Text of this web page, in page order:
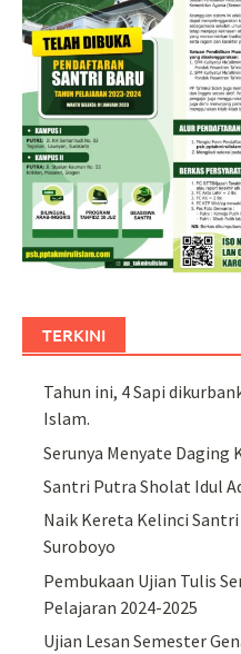
TERKINI
Tahun ini, 4 Sapi
Islam.
Serunya Menyate Daging
Santri Putra Sholat Idul
Naik Kereta Kelinci
Suroboyo
Pembukaan Ujian Tulis
Pelajaran 2024-2025
Ujian Lesan Semester